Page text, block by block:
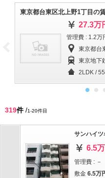
東京都台東区北上野1丁目の
27.3万
管理費 : 1.2万
東京都台
東京地下
2LDK /
319件/1-20件目
サンハイツ
6.5
管理費 : －
敷金 6.5万